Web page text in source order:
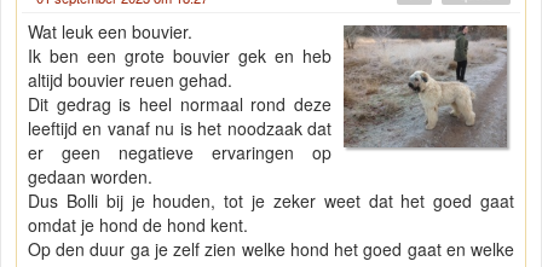
Wat leuk een bouvier.
Ik ben een grote bouvier gek en heb
altijd bouvier reuen gehad.
Dit gedrag is heel normaal rond deze
leeftijd en vanaf nu is het noodzaak dat
er geen negatieve ervaringen op
gedaan worden.
Dus Bolli bij je houden, tot je zeker weet dat het goed gaat
omdat je hond de hond kent.
Op den duur ga je zelf zien welke hond het goed gaat en welke